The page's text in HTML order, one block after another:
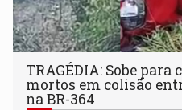
TRAGÉDIA: Sobe
mortos em colisão
na BR-364